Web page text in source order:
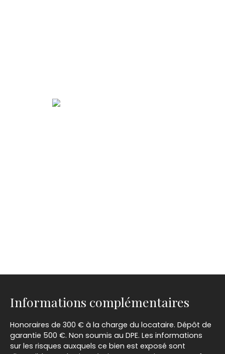
Informations complémentaires
Honoraires de 300 € à la charge du locataire. Dépôt de
garantie 500 €. Non soumis au DPE. Les informations
sur les risques auxquels ce bien est exposé sont